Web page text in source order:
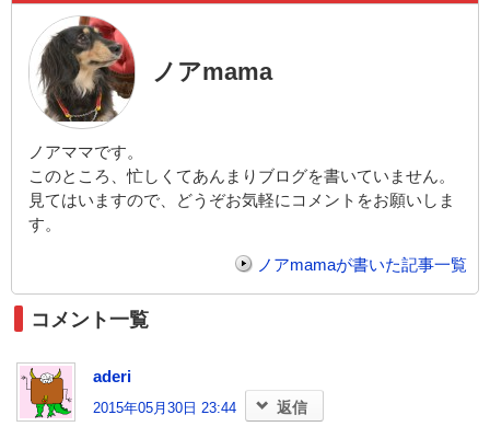
ノアmama
ノアママです。
このところ、忙しくてあんまりブログを書いていません。
見てはいますので、どうぞお気軽にコメントをお願いしま
す。
ノアmamaが書いた記事一覧
コメント一覧
aderi
2015年05月30日 23:44 返信